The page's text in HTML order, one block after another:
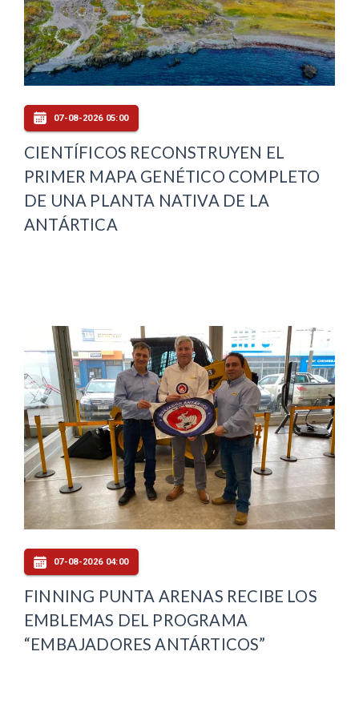
07-08-2026 05:00
CIENTÍFICOS RECONSTRUYEN EL
PRIMER MAPA GENÉTICO COMPLETO
DE UNA PLANTA NATIVA DE LA
ANTÁRTICA
07-08-2026 04:00
FINNING PUNTA ARENAS RECIBE LOS
EMBLEMAS DEL PROGRAMA
“EMBAJADORES ANTÁRTICOS”